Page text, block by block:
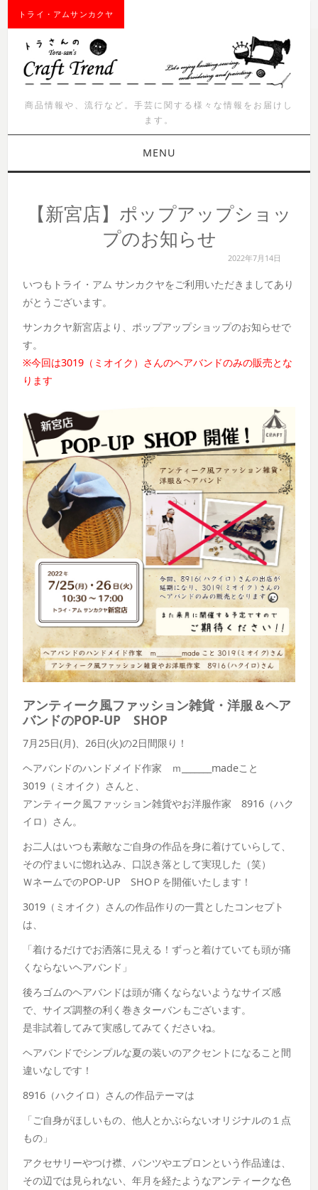
トライ・アムサンカクヤ
商品情報や、流行など。手芸に関する様々な情報をお届けし
ます。
MENU
商品紹介
ワークショップ
【新宮店】ポップアップショッ
プのお知らせ
2022年7月14日
いつもトライ・アム サンカクヤをご利用いただきましてあり
がとうございます。
サンカクヤ新宮店より、ポップアップショップのお知らせで
す。
※今回は3019（ミオイク）さんのヘアバンドのみの販売とな
ります
アンティーク風ファッション雑貨・洋服＆ヘア
バンドのPOP-UP SHOP
7月25日(月)、26日(火)の2日間限り！
ヘアバンドのハンドメイド作家 ｍ_______madeこと
3019（ミオイク）さんと、
アンティーク風ファッション雑貨やお洋服作家 8916（ハク
イロ）さん。
お二人はいつも素敵なご自身の作品を身に着けていらして、
その佇まいに惚れ込み、口説き落として実現した（笑）
ＷネームでのPOP-UP SHOＰを開催いたします！
3019（ミオイク）さんの作品作りの一貫としたコンセプト
は、
「着けるだけでお洒落に見える！ずっと着けていても頭が痛
くならないヘアバンド」
後ろゴムのヘアバンドは頭が痛くならないようなサイズ感
で、サイズ調整の利く巻きターバンもございます。
是非試着してみて実感してみてくださいね。
ヘアバンドでシンプルな夏の装いのアクセントになること間
違いなしです！
8916（ハクイロ）さんの作品テーマは
「ご自身がほしいもの、他人とかぶらないオリジナルの１点
もの」
アクセサリーやつけ襟、パンツやエプロンという作品達は、
その辺では見られない、年月を経たようなアンティークな色